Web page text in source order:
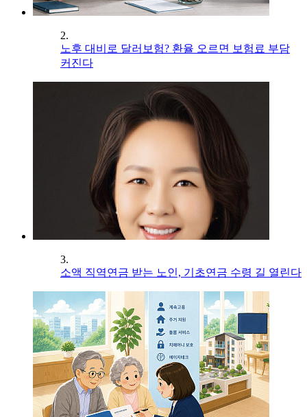
2.
노후 대비로 달러보험? 환율 오르면 보험료 부담
커진다
3.
소액 직역연금 받는 노인, 기초연금 수령 길 열린다